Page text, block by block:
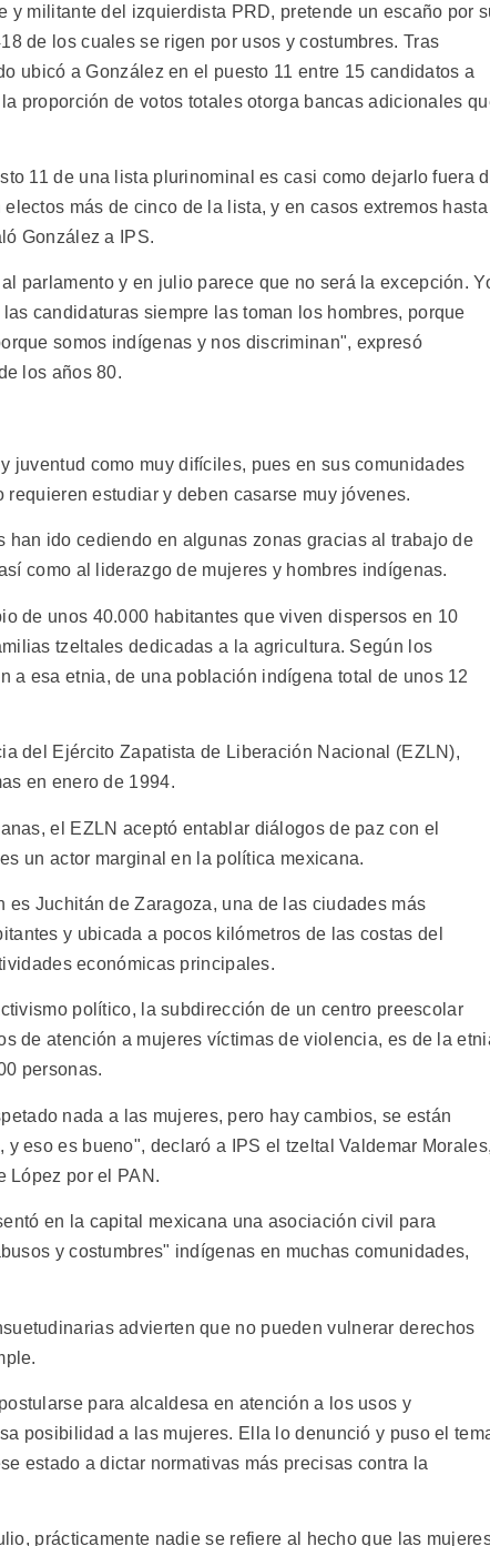
y militante del izquierdista PRD, pretende un escaño por
de los cuales se rigen por usos y costumbres. Tras
ubicó a González en el puesto 11 entre 15 candidatos a
proporción de votos totales otorga bancas adicionales
11 de una lista plurinominal es casi como dejarlo fuera
más de cinco de la lista, y en casos extremos hasta
González a IPS.
parlamento y en julio parece que no será la excepción.
candidaturas siempre las toman los hombres, porque
somos indígenas y nos discriminan", expresó
los años 80.
juventud como muy difíciles, pues en sus comunidades
estudiar y deben casarse muy jóvenes.
ido cediendo en algunas zonas gracias al trabajo de
como al liderazgo de mujeres y hombres indígenas.
de unos 40.000 habitantes que viven dispersos en 10
tzeltales dedicadas a la agricultura. Según los
a esa etnia, de una población indígena total de unos 12
del Ejército Zapatista de Liberación Nacional (EZLN),
en enero de 1994.
el EZLN aceptó entablar diálogos de paz con el
un actor marginal en la política mexicana.
es Juchitán de Zaragoza, una de las ciudades más
y ubicada a pocos kilómetros de las costas del
económicas principales.
político, la subdirección de un centro preescolar
de atención a mujeres víctimas de violencia, es de la
personas.
nada a las mujeres, pero hay cambios, se están
eso es bueno", declaró a IPS el tzeltal Valdemar
López por el PAN.
en la capital mexicana una asociación civil para
y costumbres" indígenas en muchas comunidades,
advierten que no pueden vulnerar derechos
para alcaldesa en atención a los usos y
posibilidad a las mujeres. Ella lo denunció y puso el
estado a dictar normativas más precisas contra la
prácticamente nadie se refiere al hecho que las